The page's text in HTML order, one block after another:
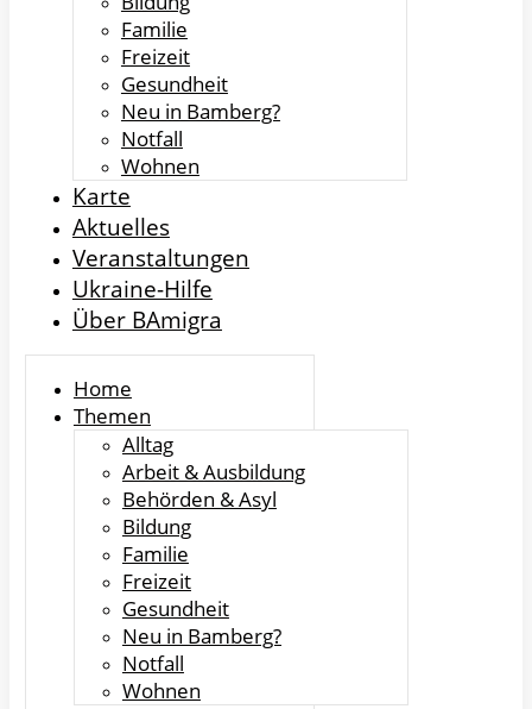
Familie
Freizeit
Gesundheit
Neu in Bamberg?
Notfall
Wohnen
Karte
Aktuelles
Veranstaltungen
Ukraine-Hilfe
Über BAmigra
Home
Themen
Alltag
Arbeit & Ausbildung
Behörden & Asyl
Bildung
Familie
Freizeit
Gesundheit
Neu in Bamberg?
Notfall
Wohnen